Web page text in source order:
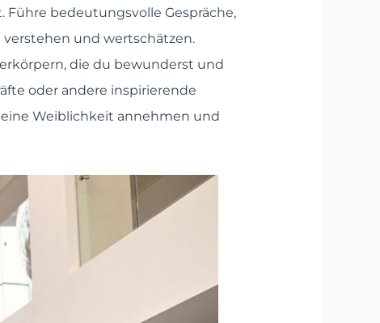
Führe bedeutungsvolle Gespräche,
und wertschätzen.
die du bewunderst und
oder andere inspirierende
Weiblichkeit annehmen und